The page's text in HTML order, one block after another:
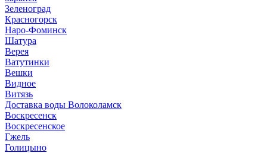
Зеленоград
Красногорск
Наро-Фоминск
Шатура
Верея
Ватутинки
Вешки
Видное
Витязь
Доставка воды Волоколамск
Воскресенск
Воскресенское
Гжель
Голицыно